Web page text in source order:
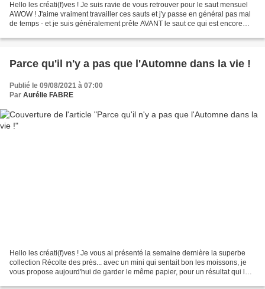
Hello les créati(f)ves ! Je suis ravie de vous retrouver pour le saut mensuel
AWOW ! J'aime vraiment travailler ces sauts et j'y passe en général pas mal
de temps - et je suis généralement prête AVANT le saut ce qui est encore
Parce qu'il n'y a pas que l'Automne dans la vie !
Publié le 09/08/2021 à 07:00
Par Aurélie FABRE
Hello les créati(f)ves ! Je vous ai présenté la semaine dernière la superbe
collection Récolte des près... avec un mini qui sentait bon les moissons, je
vous propose aujourd'hui de garder le même papier, pour un résultat qui lui,